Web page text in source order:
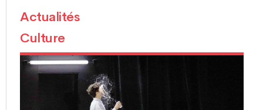
Actualités
Culture